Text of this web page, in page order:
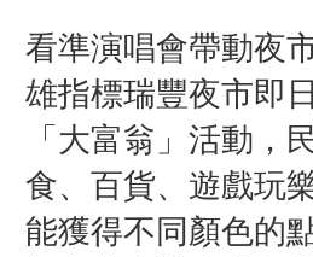
看準演唱會帶動夜
雄指標瑞豐夜市即
「大富翁 」 活動，
食、百貨、遊戲玩
能獲得不同顏色的